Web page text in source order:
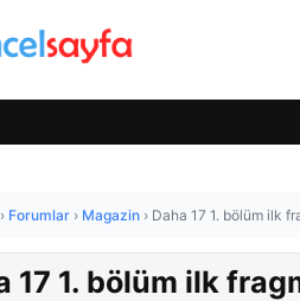
› Forumlar › Magazin › Daha 17 1. bölüm ilk
17 1. bölüm ilk